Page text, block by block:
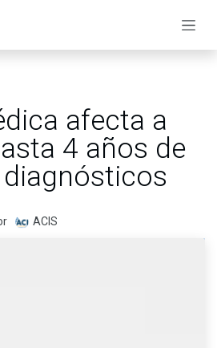
afecta a
4 años de
ACIS